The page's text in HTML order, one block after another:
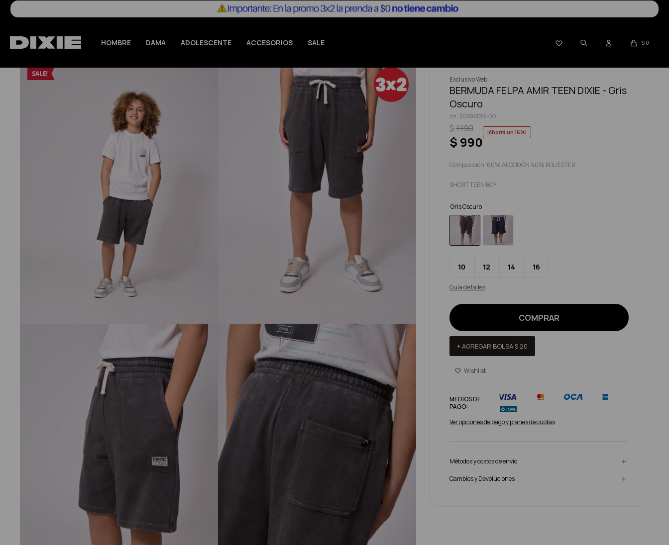
HOMBRE DAMA ADOLESCENTE ACCESORIOS SALE  $ 0
Exclusivo Web
BERMUDA FELPA AMIR TEEN DIXIE - Gris
Oscuro
508503288-GO
$ 990
$1.190 16
Composición: 60% ALGODÓN 40% POLIÉSTER
SHORT TEEN BOY
Gris Oscuro
10 12 14 16
Guía de talles
COMPRAR
+ AGREGAR BOLSA$ 20
MEDIOS DE
PAGO:
Ver opciones de pago y planes de cuotas
Métodos y costos de envío
Cambios y Devoluciones